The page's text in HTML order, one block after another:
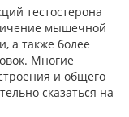
тестостерона
мышечной
а также более
Многие
и общего
сказаться на